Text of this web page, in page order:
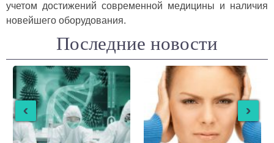
учетом достижений современной медицины и наличия
новейшего оборудования.
Последние новости
‹ ›